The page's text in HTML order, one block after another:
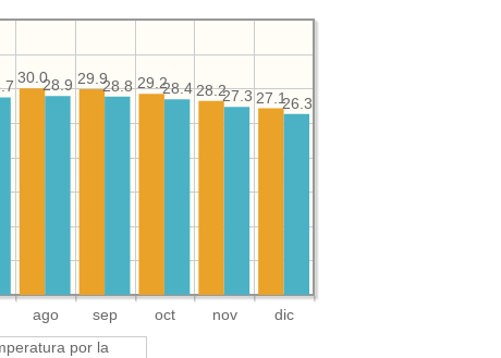
ago sep oct nov dic
27.1
28.2
29.2
29.9
30.0
26.3
27.3
28.4
28.8
28.9
por la